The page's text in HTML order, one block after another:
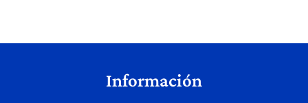
Información